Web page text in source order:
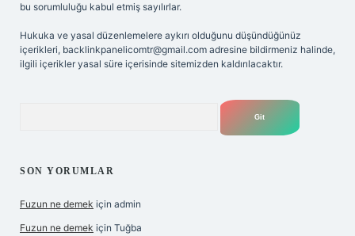
bu sorumluluğu kabul etmiş sayılırlar.
Hukuka ve yasal düzenlemelere aykırı olduğunu düşündüğünüz
içerikleri, backlinkpanelicomtr@gmail.com adresine bildirmeniz halinde,
ilgili içerikler yasal süre içerisinde sitemizden kaldırılacaktır.
SON YORUMLAR
Fuzun ne demek için admin
Fuzun ne demek için Tuğba